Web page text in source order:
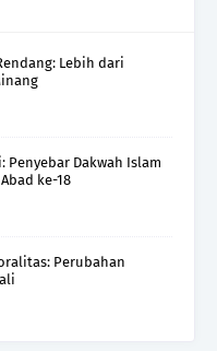
Lebih dari
Penyebar Dakwah Islam
ke-18
Perubahan